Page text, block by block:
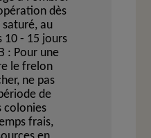
dès
saturé, au
10 - 15 jours
: Pour une
le frelon
ne pas
de
colonies
frais,